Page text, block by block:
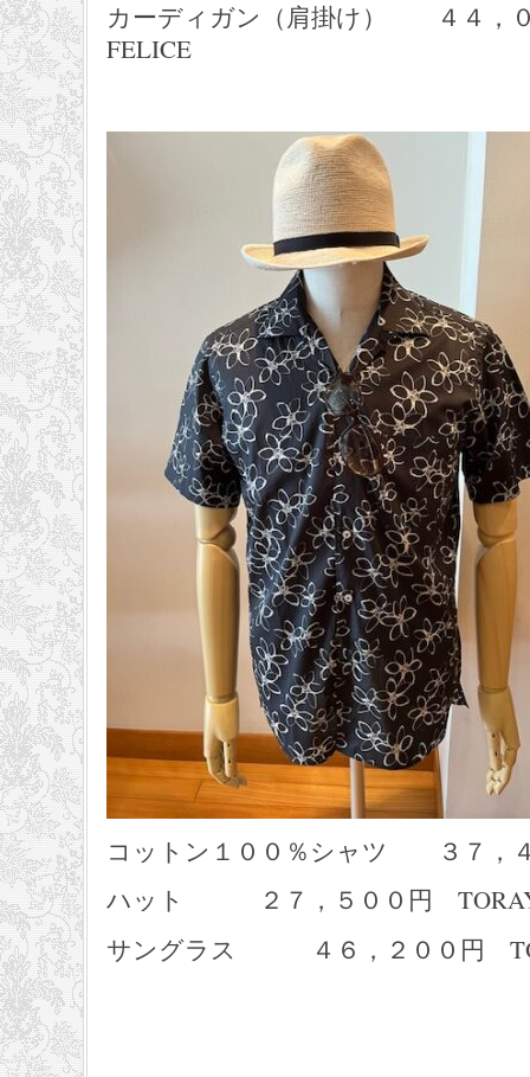
カーディガン（肩掛け） ４４，
FELICE
コットン１００％シャツ ３７，
ハット ２７，５００円
サングラス ４６，２００円